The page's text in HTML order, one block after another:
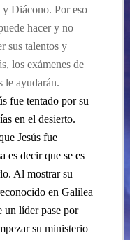
Diácono. Por eso
hacer y no
sus talentos y
los exámenes de
ayudarán.
fue tentado por su
en el desierto.
Jesús fue
es decir que se es
Al mostrar su
en Galilea
un líder pase por
su ministerio